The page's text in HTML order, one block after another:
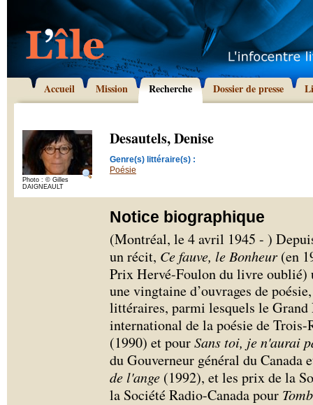
Accueil Mission Recherche Dossier de presse
Photo : © Gilles
DAIGNEAULT
Desautels, Denise
Genre(s) littéraire(s) :
Poésie
Notice biographique
(Montréal, le 4 avril 1945 - )
un récit, Ce fauve, le Bonheur(en
Prix Hervé-Foulon du livre oublié)
une vingtaine d’ouvrages de
littéraires, parmi lesquels le
international de la poésie de
(1990) et pourSans toi, je n'aurai
du Gouverneur général du Canada
de l'ange (1992), et les prix de la
la Société Radio-Canada pour